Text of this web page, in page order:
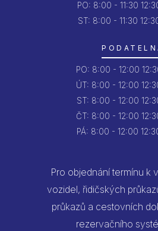
PO: 8:00 - 11:30
ST: 8:00 - 11:30
PO: 8:00 - 12:00
ÚT: 8:00 - 12:00
ST: 8:00 - 12:00
ČT: 8:00 - 12:00
PÁ: 8:00 - 12:00
Pro objednání termínu k
vozidel, řidičských
průkazů a cestovních
rezervačního